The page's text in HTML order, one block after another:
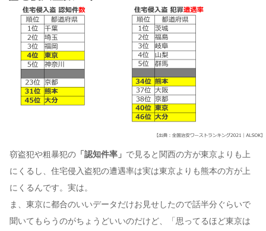
窃盗犯や粗暴犯の 「認知件率」 で見ると関西の方が東京よりも上
にくるし、住宅侵入盗犯の遭遇率は実は東京よりも熊本の方が上
にくるんです。実は。
ま、東京に都合のいいデータだけお見せしたので話半分ぐらいで
聞いてもらうのがちょうどいいのだけど、「思ってるほど東京は